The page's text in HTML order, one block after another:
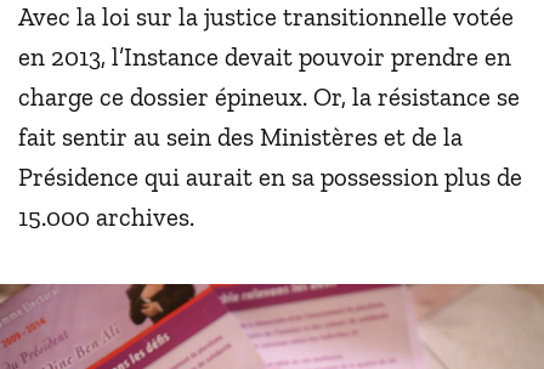
Avec la loi sur la justice transitionnelle votée
en 2013, l’Instance devait pouvoir prendre en
charge ce dossier épineux. Or, la résistance se
fait sentir au sein des Ministères et de la
Présidence qui aurait en sa possession plus de
15.000 archives.